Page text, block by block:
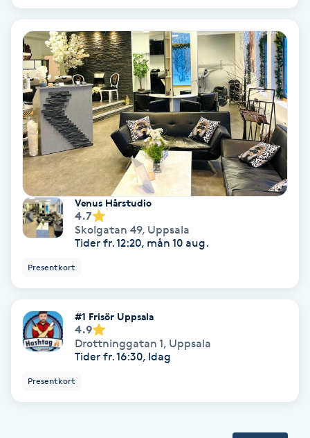
Trådning
Träning
Tvätt & Fön
Vaccination
Vampyrbehandling
Vaxning
Vaxning brasiliansk
Veterinär
Vibrationsmassage
Venus Hårstudio
4.7
Skolgatan 49, Uppsala
Tider fr. 12:20, mån 10 aug.
Presentkort
#1 Frisör Uppsala
4.9
Drottninggatan 1, Uppsala
Tider fr. 16:30, Idag
Presentkort